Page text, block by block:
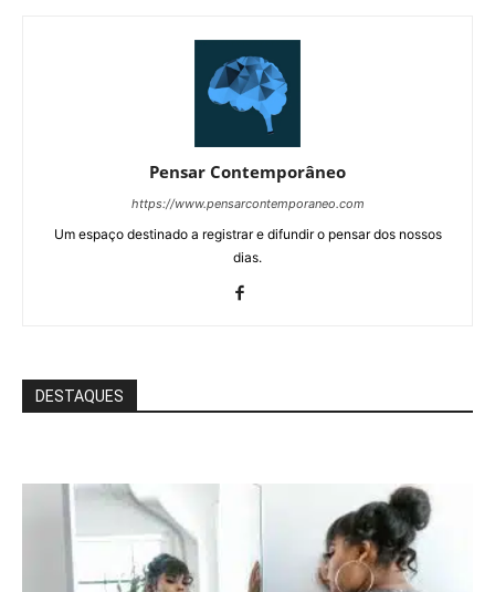
Pensar Contemporâneo
https://www.pensarcontemporaneo.com
Um espaço destinado a registrar e difundir o pensar dos nossos
dias.
DESTAQUES